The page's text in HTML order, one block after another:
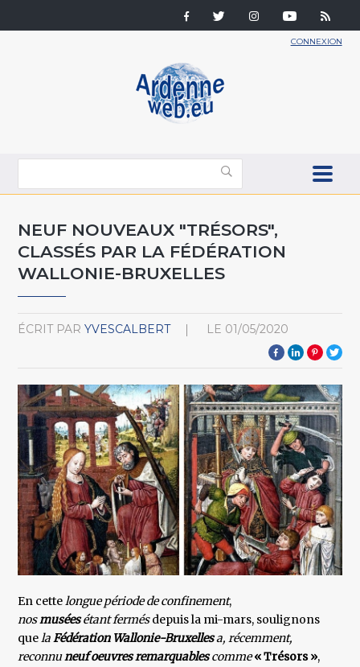
CONNEXION
NEUF NOUVEAUX "TRÉSORS",
CLASSÉS PAR LA FÉDÉRATION
WALLONIE-BRUXELLES
ÉCRIT PAR YVESCALBERT LE 01/05/2020
En cettelongue période de confinement,
nosmuséesétant fermésdepuis la mi-mars, soulignons
quelaFédération Wallonie-Bruxellesa, récemment,
reconnuneuf oeuvres remarquablescomme« Trésors »,